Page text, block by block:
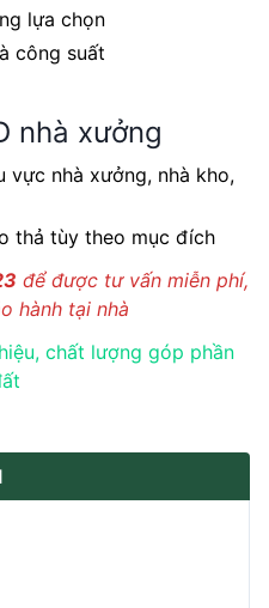
lựa chọn
công suất
nhà xưởng
vực nhà xưởng, nhà kho,
thả tùy theo mục đích
để được tư vấn miễn phí,
hành tại nhà
chất lượng góp phần